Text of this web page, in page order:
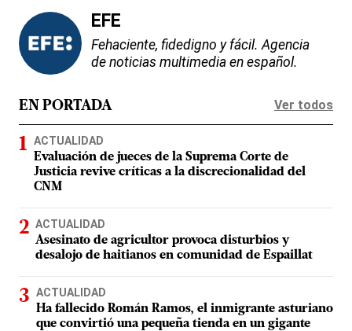
EFE
Fehaciente, fidedigno y fácil. Agencia
de noticias multimedia en español.
EN PORTADA Ver todos
ACTUALIDAD
Evaluación de jueces de la Suprema Corte de
Justicia revive críticas a la discrecionalidad del
CNM
ACTUALIDAD
Asesinato de agricultor provoca disturbios y
desalojo de haitianos en comunidad de Espaillat
ACTUALIDAD
Ha fallecido Román Ramos, el inmigrante asturiano
que convirtió una pequeña tienda en un gigante